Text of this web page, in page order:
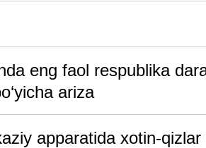
eng faol respublika
ariza
apparatida xotin-